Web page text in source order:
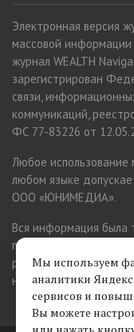
Электронная версия
массовой
журнал WEALTH
зарегистрирован
связи,
коммуникаций,
ФС 77-83226 от
Любое использование
любом языке
ООО «ЮНИМЕДИА».
Вся информация была
публикацией. Однако
редакция заранее
неточности.
Мы используем
аналитики
сервисов и
Вы можете